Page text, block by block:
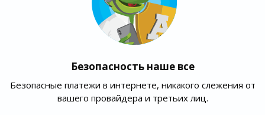
Безопасность наше все
Безопасные платежи в интернете, никакого слежения от
вашего провайдера и третьих лиц.